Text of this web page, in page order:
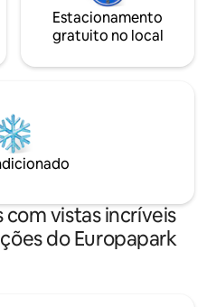
Estacionamento
gratuito no local
com vistas incríveis
do Europapark